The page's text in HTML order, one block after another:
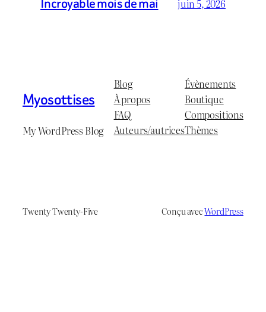
juin 5, 2026
Myosottises
My WordPress Blog
Blog
À propos
FAQ
Auteurs/autrices
Évènements
Boutique
Compositions
Thèmes
Twenty Twenty-Five Conçu avecWordPress